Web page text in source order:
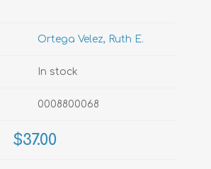
Ortega Velez, Ruth E.
In stock
0008800068
$37.00